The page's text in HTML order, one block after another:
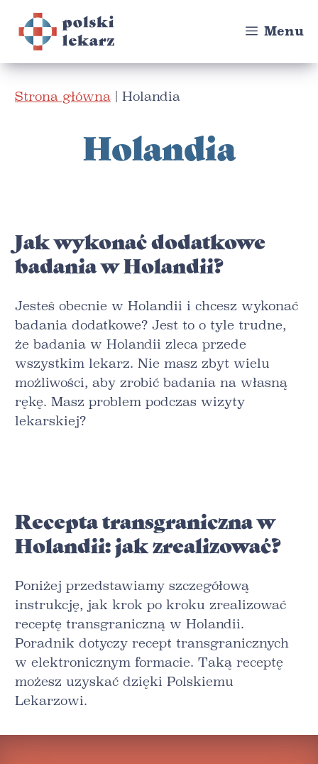
treści
Menu
Strona główna Holandia
Holandia
Jak wykonać dodatkowe
badania w Holandii?
Jesteś obecnie w Holandii i chcesz wykonać
badania dodatkowe? Jest to o tyle trudne,
że badania w Holandii zleca przede
wszystkim lekarz. Nie masz zbyt wielu
możliwości, aby zrobić badania na własną
rękę. Masz problem podczas wizyty
lekarskiej?
Recepta transgraniczna w
Holandii: jak zrealizować?
Poniżej przedstawiamy szczegółową
instrukcję, jak krok po kroku zrealizować
receptę transgraniczną w Holandii.
Poradnik dotyczy recept transgranicznych
w elektronicznym formacie. Taką receptę
możesz uzyskać dzięki Polskiemu
Lekarzowi.